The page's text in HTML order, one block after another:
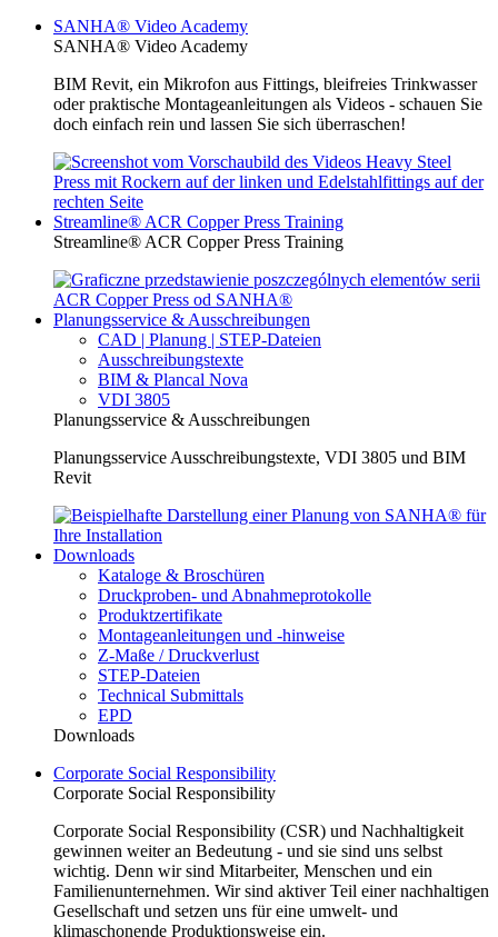
SANHA® Video Academy
SANHA® Video Academy
BIM Revit, ein Mikrofon aus Fittings, bleifreies Trinkwasser
oder praktische Montageanleitungen als Videos - schauen Sie
doch einfach rein und lassen Sie sich überraschen!
Streamline® ACR Copper Press Training
Streamline® ACR Copper Press Training
Planungsservice & Ausschreibungen
CAD | Planung | STEP-Dateien
Ausschreibungstexte
BIM & Plancal Nova
VDI 3805
Planungsservice & Ausschreibungen
Planungsservice Ausschreibungstexte, VDI 3805 und BIM
Revit
Downloads
Kataloge & Broschüren
Druckproben- und Abnahmeprotokolle
Produktzertifikate
Montageanleitungen und -hinweise
Z-Maße / Druckverlust
STEP-Dateien
Technical Submittals
EPD
Downloads
Corporate Social Responsibility
Corporate Social Responsibility
Corporate Social Responsibility (CSR) und Nachhaltigkeit
gewinnen weiter an Bedeutung - und sie sind uns selbst
wichtig. Denn wir sind Mitarbeiter, Menschen und ein
Familienunternehmen. Wir sind aktiver Teil einer nachhaltigen
Gesellschaft und setzen uns für eine umwelt- und
klimaschonende Produktionsweise ein.